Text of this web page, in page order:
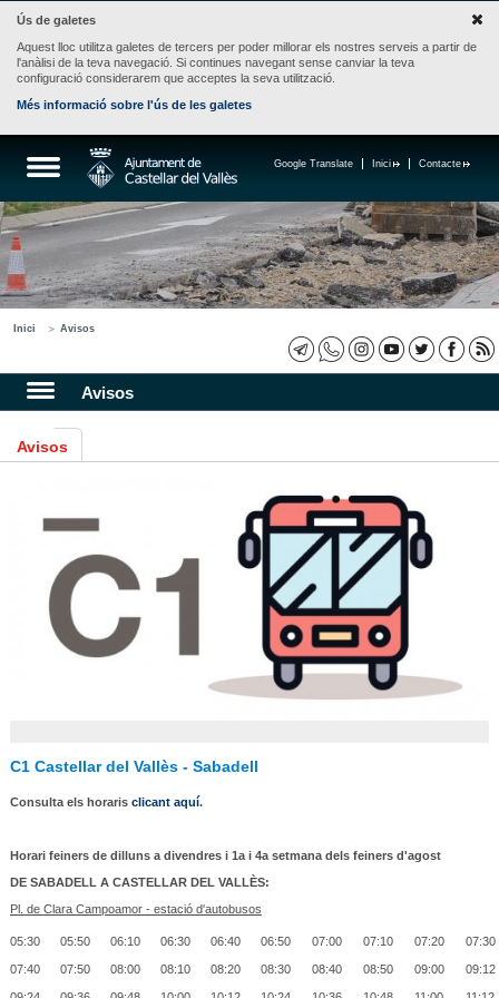
Ús de galetes
Aquest lloc utilitza galetes de tercers per poder millorar els nostres serveis a partir de
l'anàlisi de la teva navegació. Si continues navegant sense canviar la teva
configuració considerarem que acceptes la seva utilització.
Més informació sobre l'ús de les galetes
Contacte
Inici
Google Translate
Inici Avisos
Avisos
Avisos
C1 Castellar del Vallès - Sabadell
Consulta els horaris clicant aquí.
Horari feiners de dilluns a divendres i 1a i 4a setmana dels feiners d'agost
DE SABADELL A CASTELLAR DEL VALLÈS:
Pl. de Clara Campoamor- estació d'autobusos
05:30 05:50 06:10 06:30 06:40 06:50 07:00 07:10 07:20 07:30
07:40 07:50 08:00 08:10 08:20 08:30 08:40 08:50 09:00 09:12